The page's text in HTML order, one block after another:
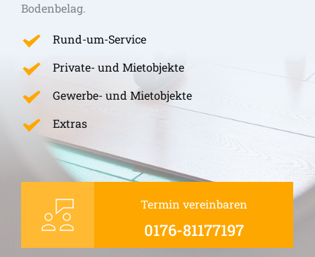
Bodenbelag.
Rund-um-Service
Private- und Mietobjekte
Gewerbe- und Mietobjekte
Extras
Termin vereinbaren
0176-81177197